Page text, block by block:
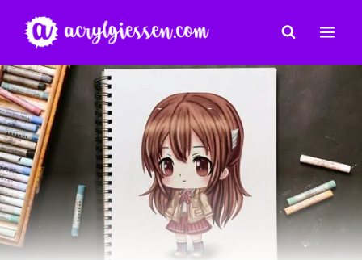
Inhalt
springen